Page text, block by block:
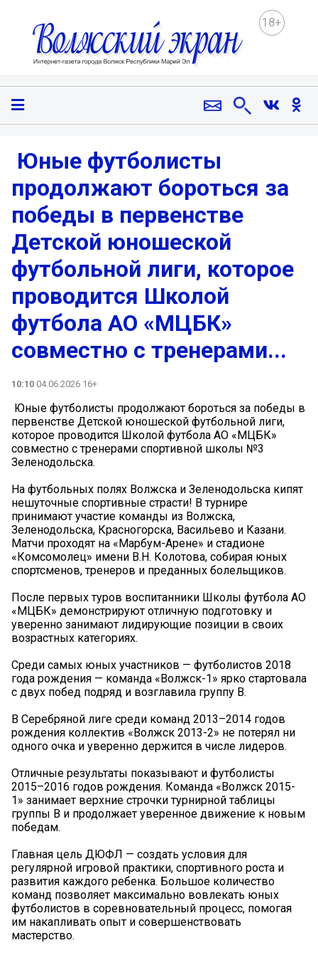
18+
️ Юные футболисты
продолжают бороться за
победы в первенстве
Детской юношеской
футбольной лиги, которое
проводится Школой
футбола АО «МЦБК»
совместно с тренерами...
10:10 04.06.2026 16+
️ Юные футболисты продолжают бороться за победы в
первенстве Детской юношеской футбольной лиги,
которое проводится Школой футбола АО «МЦБК»
совместно с тренерами спортивной школы №3
Зеленодольска.
На футбольных полях Волжска и Зеленодольска кипят
нешуточные спортивные страсти! В турнире
принимают участие команды из Волжска,
Зеленодольска, Красногорска, Васильево и Казани.
Матчи проходят на «Марбум-Арене» и стадионе
«Комсомолец» имени В.Н. Колотова, собирая юных
спортсменов, тренеров и преданных болельщиков.
После первых туров воспитанники Школы футбола АО
«МЦБК» демонстрируют отличную подготовку и
уверенно занимают лидирующие позиции в своих
возрастных категориях.
Среди самых юных участников — футболистов 2018
года рождения — команда «Волжск-1» ярко стартовала
с двух побед подряд и возглавила группу В.
В Серебряной лиге среди команд 2013–2014 годов
рождения коллектив «Волжск 2013-2» не потерял ни
одного очка и уверенно держится в числе лидеров.
Отличные результаты показывают и футболисты
2015–2016 годов рождения. Команда «Волжск 2015-
1» занимает верхние строчки турнирной таблицы
группы В и продолжает уверенное движение к новым
победам.
Главная цель ДЮФЛ — создать условия для
регулярной игровой практики, спортивного роста и
развития каждого ребенка. Большое количество
команд позволяет максимально вовлекать юных
футболистов в соревновательный процесс, помогая
им накапливать опыт и совершенствовать
мастерство.